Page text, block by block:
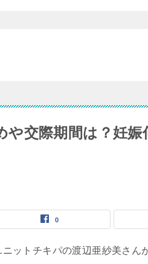
や交際期間は？妊
0
ットチキパの渡辺亜紗美さん